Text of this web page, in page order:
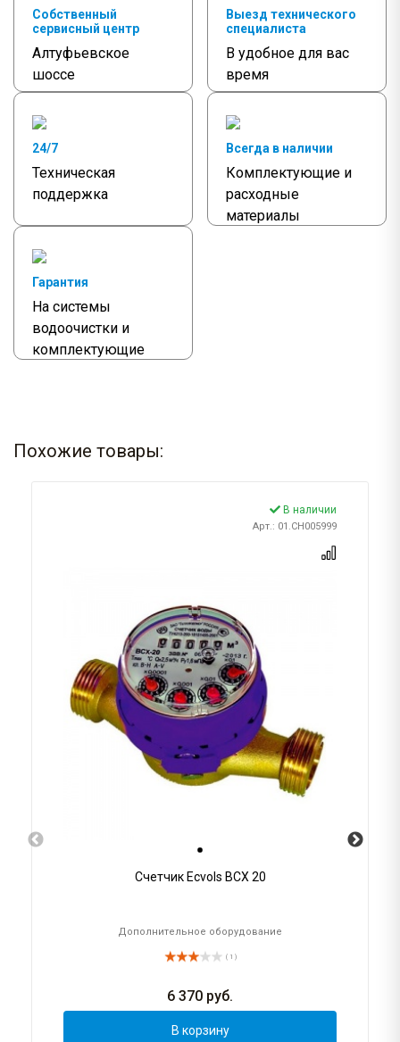
Собственный
сервисный центр
Алтуфьевское
шоссе
Выезд технического
специалиста
В удобное для вас
время
24/7
Техническая
поддержка
Всегда в наличии
Комплектующие и
расходные
материалы
Гарантия
На системы
водоочистки и
комплектующие
Похожие товары:
В наличии
Арт.: 01.CH005999
Счетчик Ecvols ВСХ 20
Дополнительное оборудование
( 1 )
6 370 руб.
В корзину